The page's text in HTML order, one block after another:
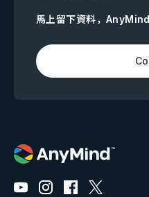
馬上留下資料，